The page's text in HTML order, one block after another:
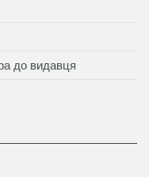
до видавця